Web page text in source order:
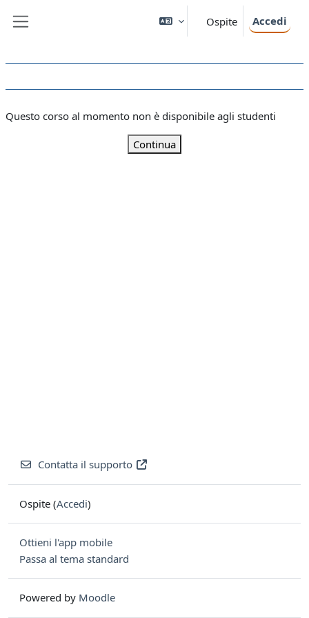
Ospite Accedi
Questo corso al momento non è disponibile agli studenti
Continua
Contatta il supporto
Ospite (Accedi)
Ottieni l'app mobile
Passa al tema standard
Powered by Moodle